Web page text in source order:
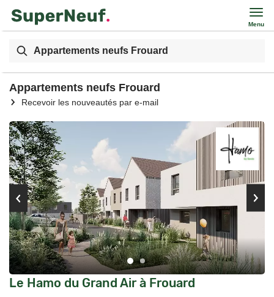
Menu
Appartements neufs Frouard
Appartements neufs Frouard
Recevoir les nouveautés par e-mail
Le Hamo du Grand Air à Frouard